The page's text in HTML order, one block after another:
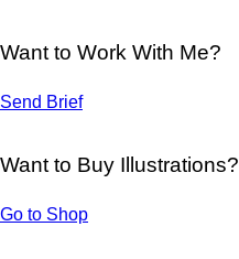
Want to Work With Me?
Send Brief
Want to Buy Illustrations?
Go to Shop